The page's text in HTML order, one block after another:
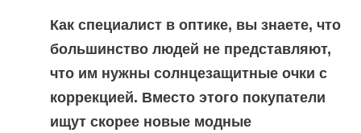
Как специалист в оптике, вы знаете, что
большинство людей не представляют,
что им нужны солнцезащитные очки с
коррекцией. Вместо этого покупатели
ищут скорее новые модные